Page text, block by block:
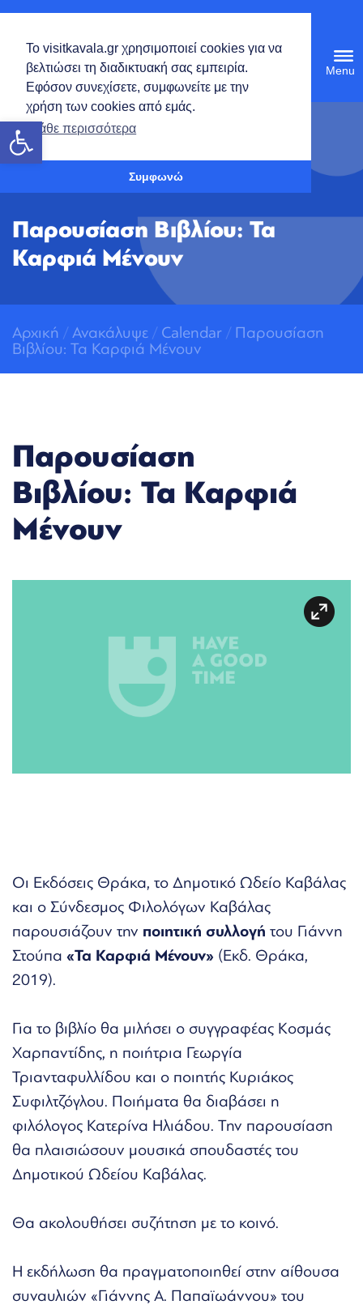
Το visitkavala.gr χρησιμοποιεί cookies για να
βελτιώσει τη διαδικτυακή σας εμπειρία.
Εφόσον συνεχίσετε, συμφωνείτε με την
χρήση των cookies από εμάς.
Μάθε περισσότερα
Συμφωνώ
Ανοίξτε τη γραμμή εργαλείων
Παρουσίαση Βιβλίου: Τα
Καρφιά Μένουν
Αρχική / Ανακάλυψε / Calendar / Παρουσίαση
Βιβλίου: Τα Καρφιά Μένουν
Παρουσίαση
Βιβλίου: Τα Καρφιά
Μένουν
Οι Εκδόσεις Θράκα, το Δημοτικό Ωδείο Καβάλας
και ο Σύνδεσμος Φιλολόγων Καβάλας
παρουσιάζουν την ποιητική συλλογή του Γιάννη
Στούπα «Τα Καρφιά Μένουν» (Εκδ. Θράκα,
2019).
Για το βιβλίο θα μιλήσει ο συγγραφέας Κοσμάς
Χαρπαντίδης, η ποιήτρια Γεωργία
Τριανταφυλλίδου και ο ποιητής Κυριάκος
Συφιλτζόγλου. Ποιήματα θα διαβάσει η
φιλόλογος Κατερίνα Ηλιάδου. Την παρουσίαση
θα πλαισιώσουν μουσικά σπουδαστές του
Δημοτικού Ωδείου Καβάλας.
Θα ακολουθήσει συζήτηση με το κοινό.
Η εκδήλωση θα πραγματοποιηθεί στην αίθουσα
συναυλιών «Γιάννης Α. Παπαϊωάννου» του